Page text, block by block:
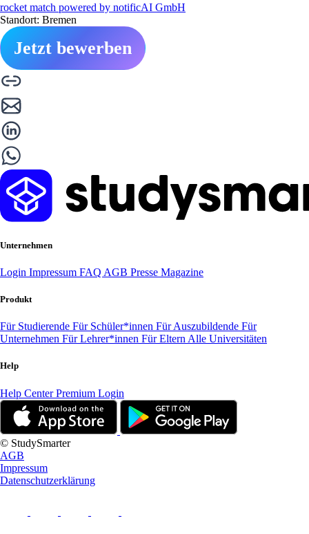
rocket match powered by notificAI GmbH
Standort: Bremen
Jetzt bewerben
Unternehmen
Login Impressum FAQ AGB Presse Magazine
Produkt
Für Studierende Für Schüler*innen Für Auszubildende Für
Unternehmen Für Lehrer*innen Für Eltern Alle Universitäten
Help
Help CenterPremium Login
© StudySmarter
AGB
Impressum
Datenschutzerklärung